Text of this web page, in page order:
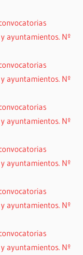
ayuntamientos. Nº
ayuntamientos. Nº
ayuntamientos. Nº
ayuntamientos. Nº
ayuntamientos. Nº
ayuntamientos. Nº